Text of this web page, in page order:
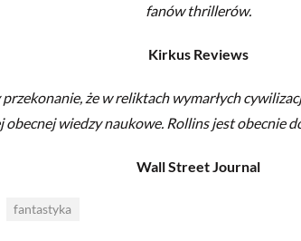
fanów thrillerów.
Kirkus Reviews
przekonanie, że w reliktach wymarłych
obecnej wiedzy naukowe. Rollins jest obecnie
Wall Street Journal
fantastyka